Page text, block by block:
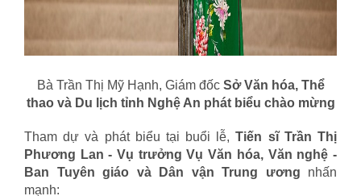
Bà Trần Thị Mỹ Hạnh, Giám đốcSở Văn hóa, Thể
thao và Du lịch tỉnh Nghệ An phát biểu chào mừng
Tham dự và phát biểu tại buổi lễ,Tiến sĩ Trần Thị
Phương Lan - Vụ trưởng Vụ Văn hóa, Văn nghệ -
Ban Tuyên giáo và Dân vận Trung ương nhấn
mạnh: